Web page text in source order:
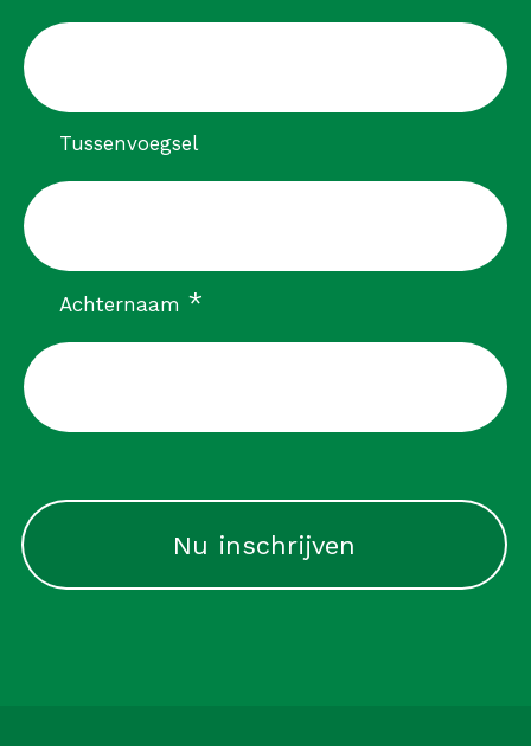
Tussenvoegsel
Achternaam *verplicht